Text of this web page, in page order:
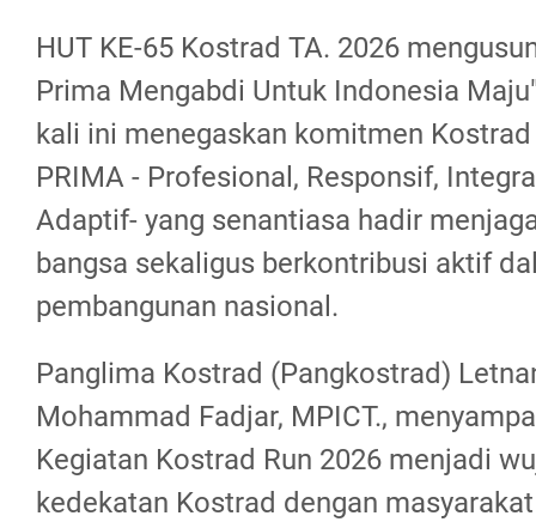
HUT KE-65 Kostrad TA. 2026
Prima Mengabdi Untuk Indonesia
kali ini menegaskan komitmen
PRIMA - Profesional, Responsif,
Adaptif- yang senantiasa hadir
bangsa sekaligus berkontribusi aktif
pembangunan nasional.
Panglima Kostrad (Pangkostrad)
Mohammad Fadjar, MPICT.,
Kegiatan Kostrad Run 2026 menjadi
kedekatan Kostrad dengan